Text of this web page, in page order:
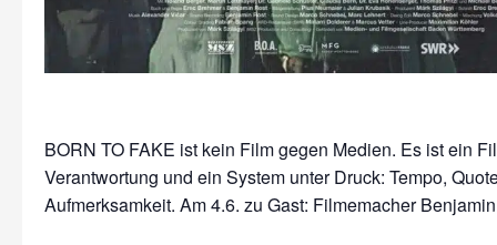
BORN TO FAKE ist kein Film gegen Medien. Es ist ein
Verantwortung und ein System unter Druck: Tempo,
Aufmerksamkeit. Am 4.6. zu Gast: Filmemacher